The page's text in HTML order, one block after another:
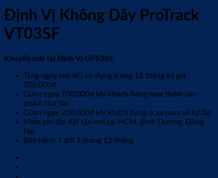
Định Vị Không Dây ProTrack
VT03SF
Khuyến mãi tại Định Vị GPS365
Tặng ngay sim 4G sử dụng trong 12 tháng trị giá
350.000đ
Giảm ngay 100.000đ khi khách hàng mua thêm sản
phẩm thứ hai
Giảm ngay 200.000đ khi khách hàng ở xa mua về tự lắp
Miễn phí lắp đặt tận nơi tại HCM, Bình Dương, Đồng
Nai
Bảo hành 1 đổi 1 trong 12 tháng